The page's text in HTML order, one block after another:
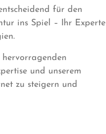
für den
ins Spiel – Ihr Experte
und unserem
zu steigern und